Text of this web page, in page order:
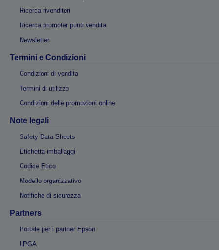
Ricerca rivenditori
Ricerca promoter punti vendita
Newsletter
Termini e Condizioni
Condizioni di vendita
Termini di utilizzo
Condizioni delle promozioni online
Note legali
Safety Data Sheets
Etichetta imballaggi
Codice Etico
Modello organizzativo
Notifiche di sicurezza
Partners
Portale per i partner Epson
LPGA